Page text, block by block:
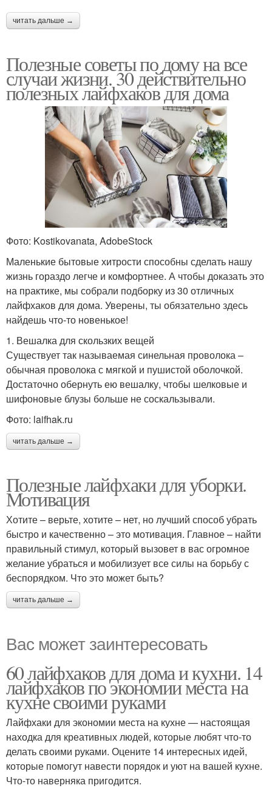
читать дальше →
Полезные советы по дому на все
случаи жизни. 30 действительно
полезных лайфхаков для дома
Фото: Kostikovanata, AdobeStock
Маленькие бытовые хитрости способны сделать нашу
жизнь гораздо легче и комфортнее. А чтобы доказать это
на практике, мы собрали подборку из 30 отличных
лайфхаков для дома. Уверены, ты обязательно здесь
найдешь что-то новенькое!
1. Вешалка для скользких вещей
Существует так называемая синельная проволока –
обычная проволока с мягкой и пушистой оболочкой.
Достаточно обернуть ею вешалку, чтобы шелковые и
шифоновые блузы больше не соскальзывали.
Фото: laifhak.ru
читать дальше →
Полезные лайфхаки для уборки.
Мотивация
Хотите – верьте, хотите – нет, но лучший способ убрать
быстро и качественно – это мотивация. Главное – найти
правильный стимул, который вызовет в вас огромное
желание убраться и мобилизует все силы на борьбу с
беспорядком. Что это может быть?
читать дальше →
Вас может заинтересовать
60 лайфхаков для дома и кухни. 14
лайфхаков по экономии места на
кухне своими руками
Лайфхаки для экономии места на кухне — настоящая
находка для креативных людей, которые любят что-то
делать своими руками. Оцените 14 интересных идей,
которые помогут навести порядок и уют на вашей кухне.
Что-то наверняка пригодится.